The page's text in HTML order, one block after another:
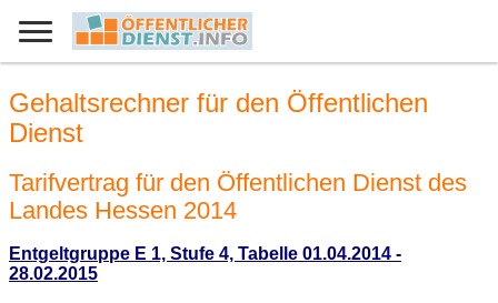
Gehaltsrechner für den Öffentlichen
Dienst
Tarifvertrag für den Öffentlichen Dienst des
Landes Hessen 2014
Entgeltgruppe E 1, Stufe 4, Tabelle 01.04.2014 -
28.02.2015